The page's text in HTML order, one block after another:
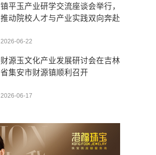
镇平玉产业研学交流座谈会举行，
推动院校人才与产业实践双向奔赴
2026-06-22
财源玉文化产业发展研讨会在吉林
省集安市财源镇顺利召开
2026-06-17